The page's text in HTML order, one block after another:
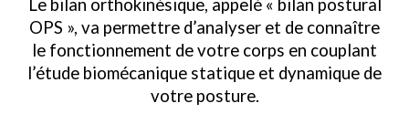
Le bilan orthokinésique, appelé « bilan postural
OPS », va permettre d’analyser et de connaître
le fonctionnement de votre corps en couplant
l’étude biomécanique statique et dynamique de
votre posture.